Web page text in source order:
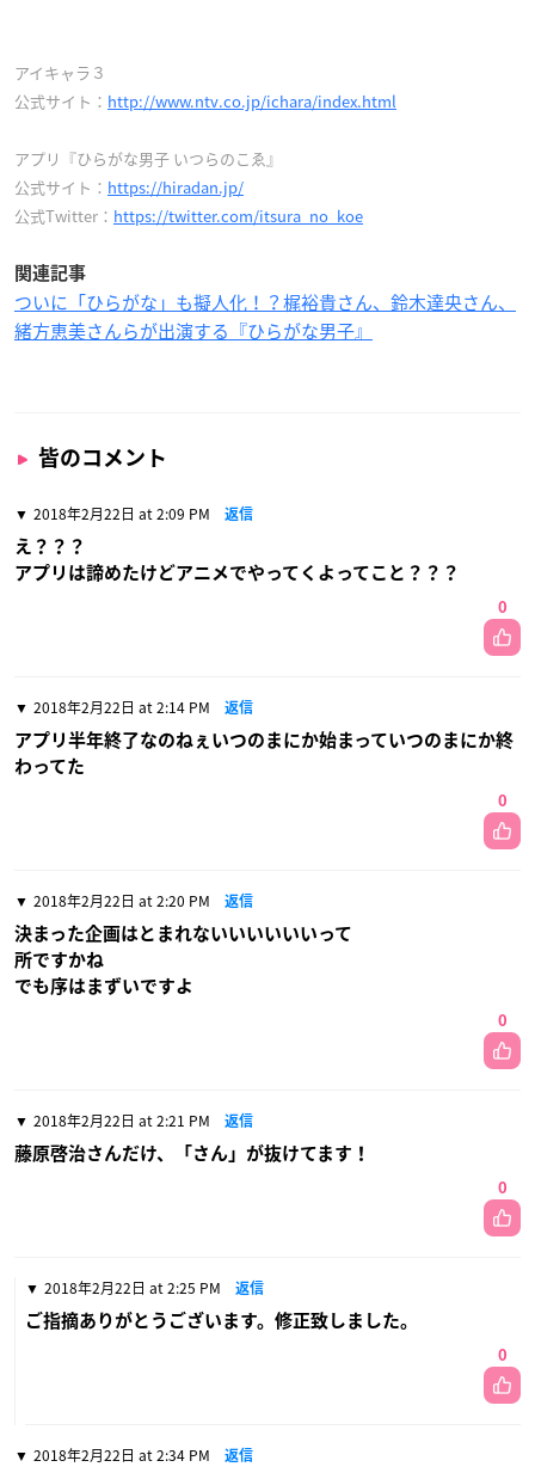
アイキャラ３
公式サイト： http://www.ntv.co.jp/ichara/index.html
アプリ『ひらがな男子 いつらのこゑ』
公式サイト： https://hiradan.jp/
公式Twitter： https://twitter.com/itsura_no_koe
関連記事
ついに「ひらがな」も擬人化！？梶裕貴さん、鈴木達央さん、
緒方恵美さんらが出演する『ひらがな男子』
皆のコメント
2018年2月22日 at 2:09 PM 返信
え？？？
アプリは諦めたけどアニメでやってくよってこと？？？
0
2018年2月22日 at 2:14 PM 返信
アプリ半年終了なのねぇいつのまにか始まっていつのまにか終
わってた
0
2018年2月22日 at 2:20 PM 返信
決まった企画はとまれないいいいいいって
所ですかね
でも序はまずいですよ
0
2018年2月22日 at 2:21 PM 返信
藤原啓治さんだけ、「さん」が抜けてます！
0
2018年2月22日 at 2:25 PM 返信
ご指摘ありがとうございます。修正致しました。
0
2018年2月22日 at 2:34 PM 返信